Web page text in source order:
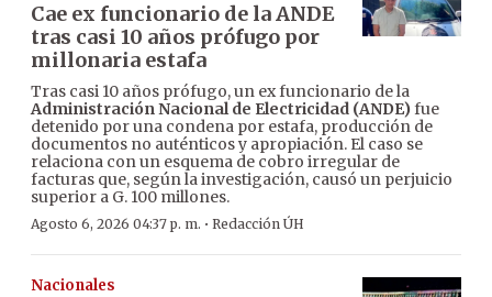
Cae ex funcionario de la ANDE
tras casi 10 años prófugo por
millonaria estafa
Tras casi 10 años prófugo, un ex funcionario de la
Administración Nacional de Electricidad (ANDE)fue
detenido por una condena por estafa, producción de
documentos no auténticos y apropiación. El caso se
relaciona con un esquema de cobro irregular de
facturas que, según la investigación, causó un perjuicio
superior a G. 100 millones.
Agosto 6, 2026 04:37 p. m. · Redacción ÚH
Nacionales